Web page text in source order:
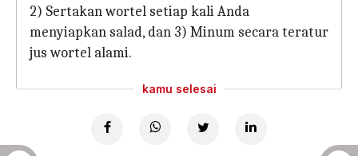
2) Sertakan wortel setiap kali Anda
menyiapkan salad, dan 3) Minum secara teratur
jus wortel alami.
kamu selesai